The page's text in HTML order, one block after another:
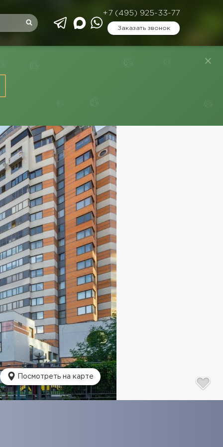
+7 (495) 925-33-77
Заказать звонок
Посмотреть на карте